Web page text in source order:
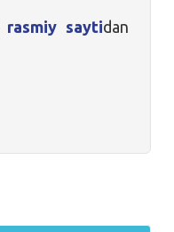
rasmiy saytidan